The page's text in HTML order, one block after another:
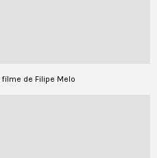
filme de Filipe Melo